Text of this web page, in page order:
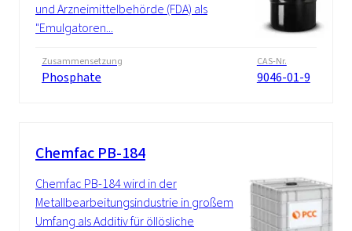
und Arzneimittelbehörde (FDA) als
"Emulgatoren...
Zusammensetzung
Phosphate
CAS-Nr.
9046-01-9
Chemfac PB-184
Chemfac PB-184 wird in der
Metallbearbeitungsindustrie in großem
Umfang als Additiv für öllösliche